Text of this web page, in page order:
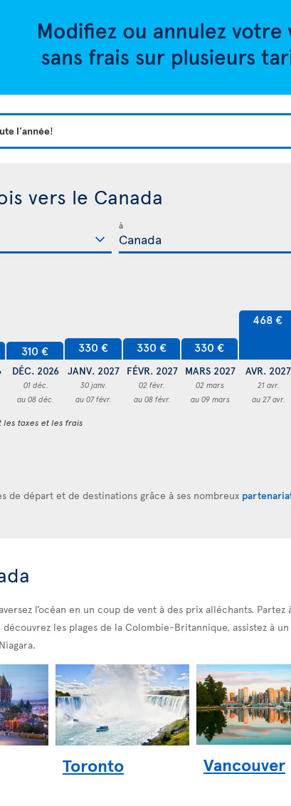
l'année!
vers le Canada
à
310 €
DÉC. 2026
01 déc.
au 08 déc.
330 €
JANV. 2027
30 janv.
au 07 févr.
330 €
FÉVR. 2027
02 févr.
au 08 févr.
330 €
MARS 2027
02 mars
au 09 mars
468 €
AVR. 2027
21 avr.
au 27 avr.
les taxes et les frais
de départ et de destinations grâce à ses nombreux
l’océan en un coup de vent à des prix alléchants. Partez
les plages de la Colombie-Britannique, assistez à
Toronto Vancouver